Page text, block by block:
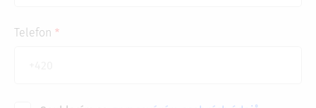
Telefon